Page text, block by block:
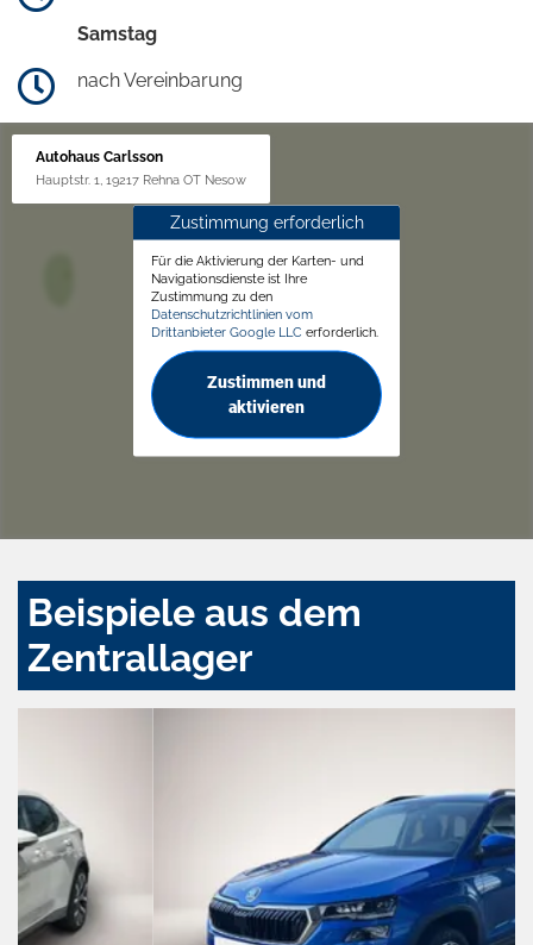
Samstag
nach Vereinbarung
Autohaus Carlsson
Hauptstr. 1, 19217 Rehna OT Nesow
Zustimmung erforderlich
Für die Aktivierung der Karten- und
Navigationsdienste ist Ihre
Zustimmung zu den
Datenschutzrichtlinien vom
Drittanbieter Google LLC erforderlich.
Zustimmen und
aktivieren
Beispiele aus dem
Zentrallager